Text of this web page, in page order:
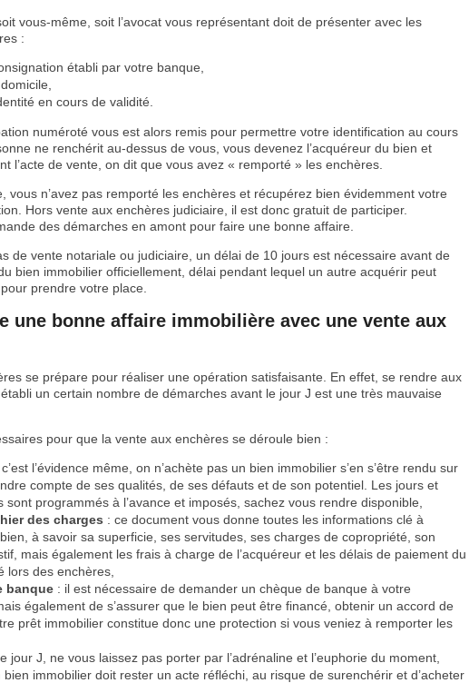
vous-même, soit l’avocat vous représentant doit de présenter avec les
:
établi par votre banque,
en cours de validité.
numéroté vous est alors remis pour permettre votre identification au cours
ne renchérit au-dessus de vous, vous devenez l’acquéreur du bien et
l’acte de vente, on dit que vous avez « remporté » les enchères.
vous n’avez pas remporté les enchères et récupérez bien évidemment votre
Hors vente aux enchères judiciaire, il est donc gratuit de participer.
des démarches en amont pour faire une bonne affaire.
de vente notariale ou judiciaire, un délai de 10 jours est nécessaire avant de
bien immobilier officiellement, délai pendant lequel un autre acquérir peut
prendre votre place.
une bonne affaire immobilière avec une vente aux
se prépare pour réaliser une opération satisfaisante. En effet, se rendre aux
un certain nombre de démarches avant le jour J est une très mauvaise
pour que la vente aux enchères se déroule bien :
c’est l’évidence même, on n’achète pas un bien immobilier s’en s’être rendu sur
compte de ses qualités, de ses défauts et de son potentiel. Les jours et
sont programmés à l’avance et imposés, sachez vous rendre disponible,
des charges : ce document vous donne toutes les informations clé à
à savoir sa superficie, ses servitudes, ses charges de copropriété, son
mais également les frais à charge de l’acquéreur et les délais de paiement du
lors des enchères,
banque : il est nécessaire de demander un chèque de banque à votre
également de s’assurer que le bien peut être financé, obtenir un accord de
prêt immobilier constitue donc une protection si vous veniez à remporter les
jour J, ne vous laissez pas porter par l’adrénaline et l’euphorie du moment,
bien immobilier doit rester un acte réfléchi, au risque de surenchérir et d’acheter